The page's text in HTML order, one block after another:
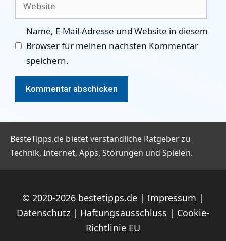
Name, E-Mail-Adresse und Website in diesem
Browser für meinen nächsten Kommentar
speichern.
BesteTipps.de bietet verständliche Ratgeber zu
Technik, Internet, Apps, Störungen und Spielen.
© 2020-2026 bestetipps.de| Impressum |
Datenschutz | Haftungsausschluss | Cookie-
Richtlinie EU